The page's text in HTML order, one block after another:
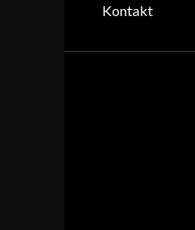
Kontakt